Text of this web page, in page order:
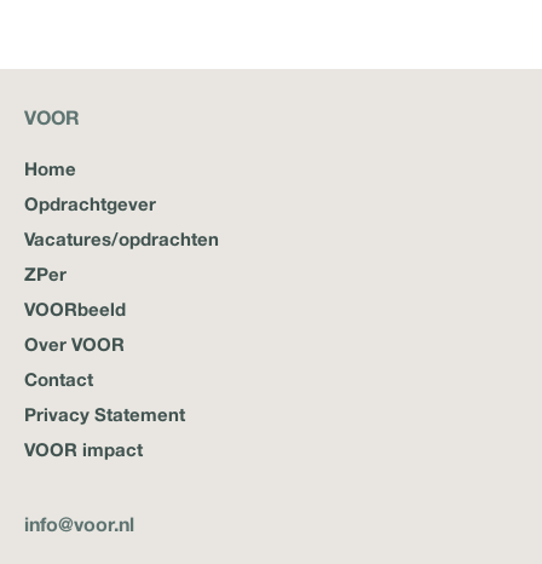
VOOR
Home
Opdrachtgever
Vacatures/opdrachten
ZPer
VOORbeeld
Over VOOR
Contact
Privacy Statement
VOOR impact
info@voor.nl